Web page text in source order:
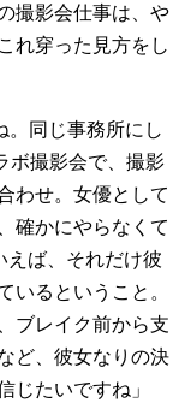
撮影会仕事は、や
れ穿った見方をし
。同じ事務所にし
ボ撮影会で、撮影
わせ。女優として
確かにやらなくて
えば、それだけ彼
いるということ。
ブレイク前から支
ど、彼女なりの決
じたいですね」